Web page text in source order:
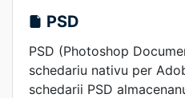
PSD
PSD (Photoshop
schedariu nativu per
schedarii PSD